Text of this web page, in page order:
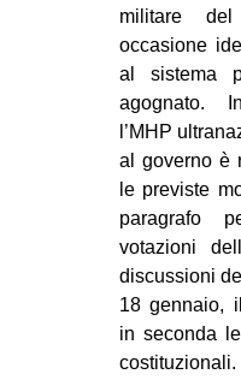
militare
occasione
al sistema
agognato. In
l’MHP
al governo è
le previste
paragrafo
votazioni
discussioni
18 gennaio,
in seconda